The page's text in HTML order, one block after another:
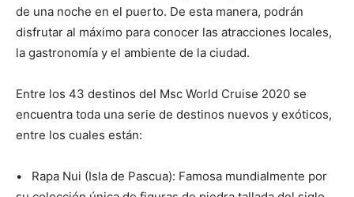
de una noche en el puerto. De esta manera, podrán
disfrutar al máximo para conocer las atracciones locales,
la gastronomía y el ambiente de la ciudad.
Entre los 43 destinos del Msc World Cruise 2020 se
encuentra toda una serie de destinos nuevos y exóticos,
entre los cuales están:
• Rapa Nui (Isla de Pascua): Famosa mundialmente por